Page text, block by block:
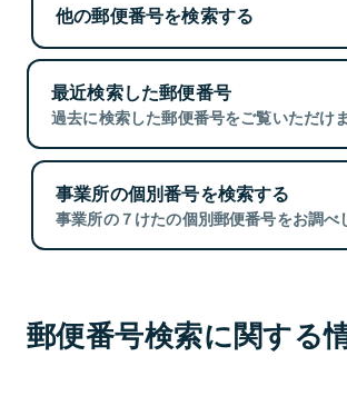
他の郵便番号を検索する
最近検索した郵便番号
過去に検索した郵便番号をご覧いただけま
事業所の個別番号を検索する
事業所の７けたの個別郵便番号をお調べ
郵便番号検索に関する